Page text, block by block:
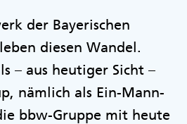
der Bayerischen
diesen Wandel.
– aus heutiger Sicht –
nämlich als Ein-Mann-
bbw-Gruppe mit heute